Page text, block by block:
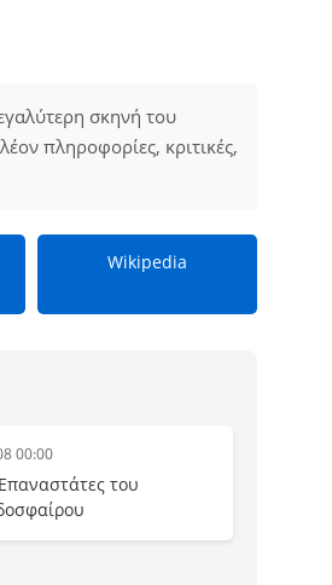
σκηνή του
πληροφορίες, κριτικές,
Wikipedia
00:00
του